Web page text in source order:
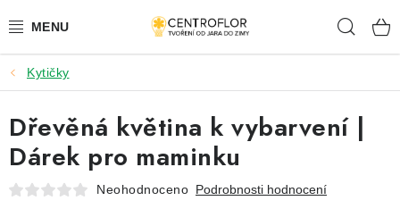
na
SEZÓNNÍ TVOŘENÍ
DŘEVĚNÉ VÝROBKY
MEDAILE
Kytičky
Dřevěná květina k vybarvení |
Dárek pro maminku
Neohodnoceno Podrobnosti hodnocení